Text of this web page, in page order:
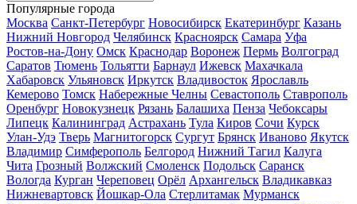
Популярные города
Москва Санкт-Петербург Новосибирск Екатеринбург Казань
Нижний Новгород Челябинск Красноярск Самара Уфа
Ростов-на-Дону Омск Краснодар Воронеж Пермь Волгоград
Саратов Тюмень Тольятти Барнаул Ижевск Махачкала
Хабаровск Ульяновск Иркутск Владивосток Ярославль
Кемерово Томск Набережные Челны Севастополь Ставрополь
Оренбург Новокузнецк Рязань Балашиха Пенза Чебоксары
Липецк Калининград Астрахань Тула Киров Сочи Курск
Улан-Удэ Тверь Магнитогорск Сургут Брянск Иваново Якутск
Владимир Симферополь Белгород Нижний Тагил Калуга
Чита Грозный Волжский Смоленск Подольск Саранск
Вологда Курган Череповец Орёл Архангельск Владикавказ
Нижневартовск Йошкар-Ола Стерлитамак Мурманск